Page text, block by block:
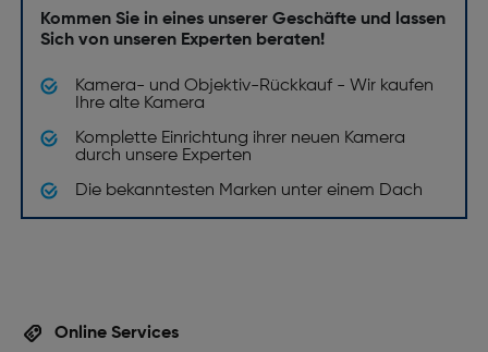
Kommen Sie in eines unserer Geschäfte und lassen
Sich von unseren Experten beraten!
Kamera- und Objektiv-Rückkauf - Wir kaufen
Ihre alte Kamera
Komplette Einrichtung ihrer neuen Kamera
durch unsere Experten
Die bekanntesten Marken unter einem Dach
Online Services